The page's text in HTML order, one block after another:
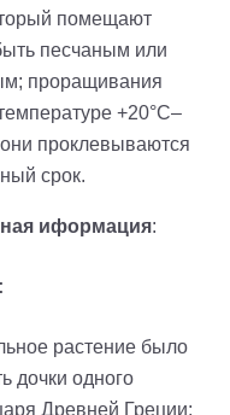
помещают
песчаным или
проращивания
+20°C–
проклевываются
срок.
иформация:
растение было
дочки одного
Древней Греции;